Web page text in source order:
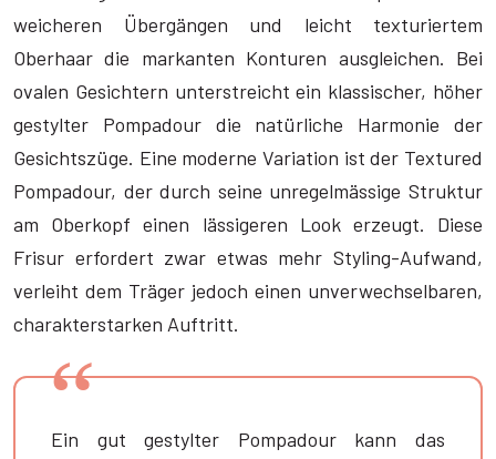
weicheren Übergängen und leicht texturiertem
Oberhaar die markanten Konturen ausgleichen. Bei
ovalen Gesichtern unterstreicht ein klassischer, höher
gestylter Pompadour die natürliche Harmonie der
Gesichtszüge. Eine moderne Variation ist der Textured
Pompadour, der durch seine unregelmässige Struktur
am Oberkopf einen lässigeren Look erzeugt. Diese
Frisur erfordert zwar etwas mehr Styling-Aufwand,
verleiht dem Träger jedoch einen unverwechselbaren,
charakterstarken Auftritt.
Ein gut gestylter Pompadour kann das